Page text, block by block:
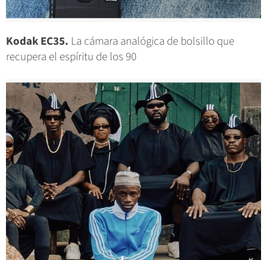
Kodak EC35. La cámara analógica de bolsillo que
recupera el espíritu de los 90